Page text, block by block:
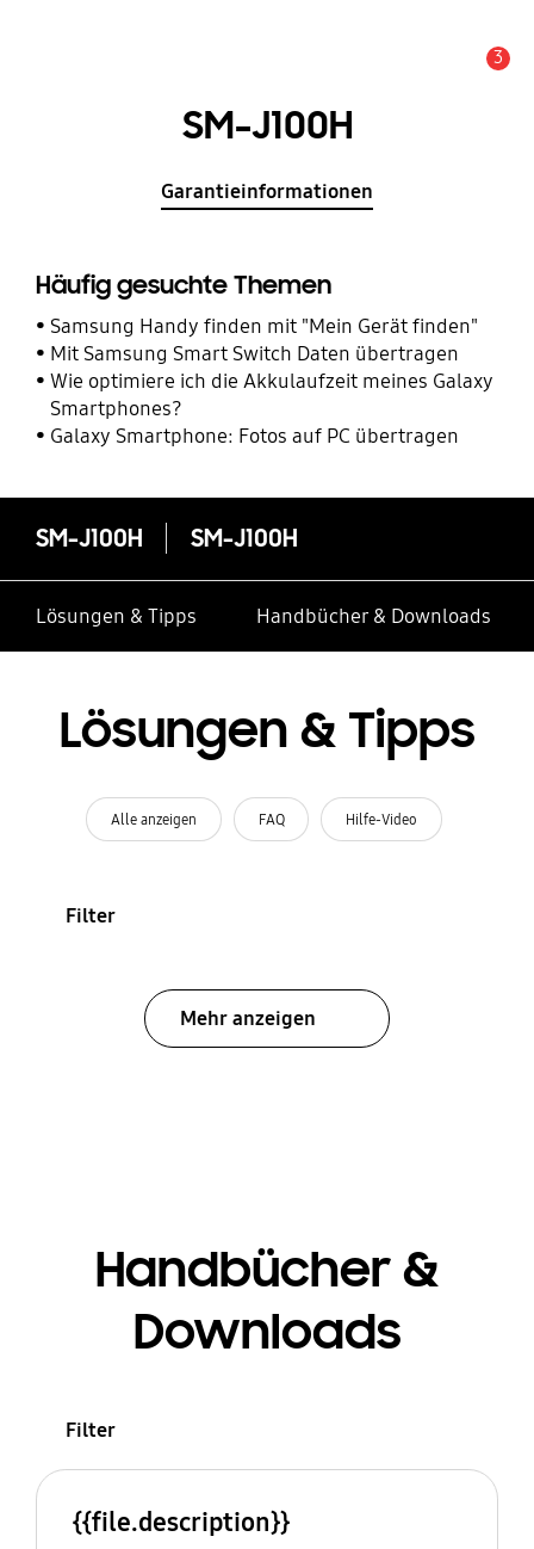
3
SM-J100H
Garantieinformationen
Häufig gesuchte Themen
Samsung Handy finden mit "Mein Gerät finden"
Mit Samsung Smart Switch Daten übertragen
Wie optimiere ich die Akkulaufzeit meines Galaxy
Smartphones?
Galaxy Smartphone: Fotos auf PC übertragen
SM-J100H SM-J100H
Lösungen & Tipps Handbücher & Downloads
Lösungen & Tipps
Alle anzeigen FAQ Hilfe-Video
Filter
Mehr anzeigen
Handbücher &
Downloads
Filter
{{file.description}}